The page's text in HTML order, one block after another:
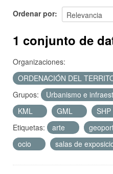
Acerca de
Ordenar por
1 conjunto de
Organizaciones:
ORDENACIÓN DEL
Grupos:
Urbanismo e
KML
GML SHP
Etiquetas:
arte
ocio
salas de